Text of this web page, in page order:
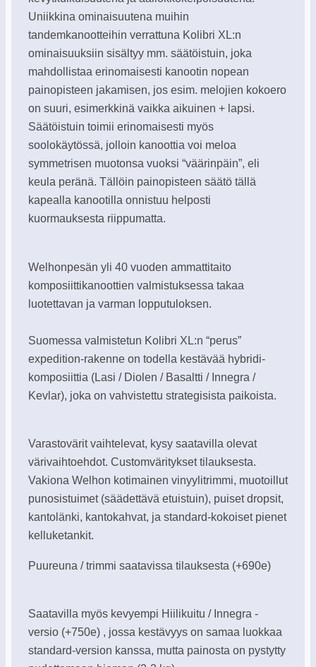
Uniikkina ominaisuutena muihin
tandemkanootteihin verrattuna Kolibri XL:n
ominaisuuksiin sisältyy mm. säätöistuin, joka
mahdollistaa erinomaisesti kanootin nopean
painopisteen jakamisen, jos esim. melojien kokoero
on suuri, esimerkkinä vaikka aikuinen + lapsi.
Säätöistuin toimii erinomaisesti myös
soolokäytössä, jolloin kanoottia voi meloa
symmetrisen muotonsa vuoksi “väärinpäin”, eli
keula peränä. Tällöin painopisteen säätö tällä
kapealla kanootilla onnistuu helposti
kuormauksesta riippumatta.
Welhonpesän yli 40 vuoden ammattitaito
komposiittikanoottien valmistuksessa takaa
luotettavan ja varman lopputuloksen.
Suomessa valmistetun Kolibri XL:n “perus”
expedition-rakenne on todella kestävää hybridi-
komposiittia (Lasi / Diolen / Basaltti / Innegra /
Kevlar), joka on vahvistettu strategisista paikoista.
Varastovärit vaihtelevat, kysy saatavilla olevat
värivaihtoehdot. Customväritykset tilauksesta.
Vakiona Welhon kotimainen vinyylitrimmi, muotoillut
punosistuimet (säädettävä etuistuin), puiset dropsit,
kantolänki, kantokahvat, ja standard-kokoiset pienet
kelluketankit.
Puureuna / trimmi saatavissa tilauksesta (+690e)
Saatavilla myös kevyempi Hiilikuitu / Innegra -
versio (+750e) , jossa kestävyys on samaa luokkaa
standard-version kanssa, mutta painosta on pystytty